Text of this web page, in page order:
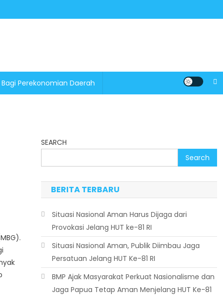
Perekonomian Daerah
SEARCH
Search
BERITA TERBARU
Situasi Nasional Aman Harus Dijaga dari
Provokasi Jelang HUT ke-81 RI
Situasi Nasional Aman, Publik Diimbau Jaga
Persatuan Jelang HUT Ke-81 RI
BMP Ajak Masyarakat Perkuat Nasionalisme dan
Jaga Papua Tetap Aman Menjelang HUT Ke-81